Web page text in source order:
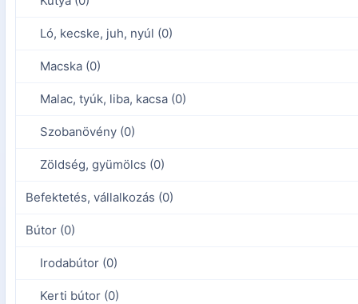
Ló, kecske, juh, nyúl (0)
Macska (0)
Malac, tyúk, liba, kacsa (0)
Szobanövény (0)
Zöldség, gyümölcs (0)
Befektetés, vállalkozás (0)
Bútor (0)
Irodabútor (0)
Kerti bútor (0)